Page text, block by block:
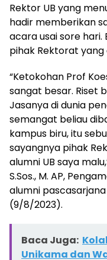
Rektor UB yang
hadir memberikan
acara usai sore
pihak Rektorat
“Ketokohan Prof
sangat besar. Riset
Jasanya di dunia
semangat beliau
kampus biru, itu
sayangnya pihak
alumni UB saya
S.Sos., M. AP,
alumni
(9/8/2023).
Baca Juga:
Unikama dan